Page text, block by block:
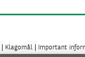
Klagomål Important